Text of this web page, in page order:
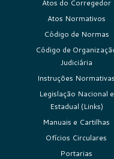
Atos do Corregedor
Atos Normativos
Código de Normas
Código de
Judiciária
Instruções Normativas
Legislação Nacional e
Estadual (Links)
Manuais e Cartilhas
Ofícios Circulares
Portarias